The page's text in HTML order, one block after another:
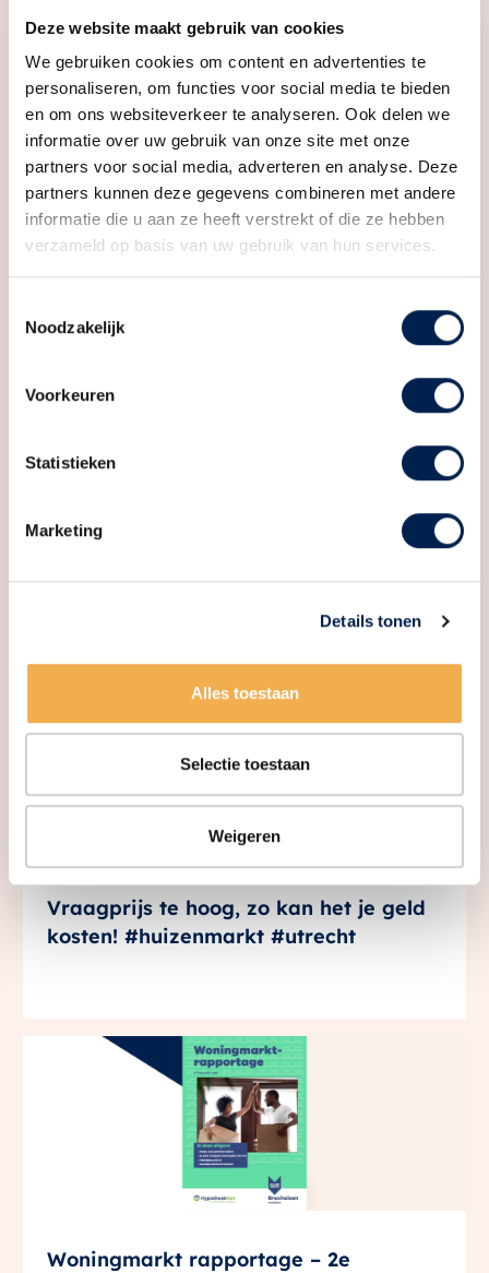
Deze website maakt gebruik van cookies
We gebruiken cookies om content en advertenties te
personaliseren, om functies voor social media te bieden
en om ons websiteverkeer te analyseren. Ook delen we
informatie over uw gebruik van onze site met onze
partners voor social media, adverteren en analyse. Deze
partners kunnen deze gegevens combineren met andere
informatie die u aan ze heeft verstrekt of die ze hebben
verzameld op basis van uw gebruik van hun services.
Noodzakelijk
Voorkeuren
Statistieken
Marketing
Details tonen
Alles toestaan
Selectie toestaan
Weigeren
Nog meer weten?
Bekijk ook onze andere artikelen
Recente artikelen
Makelaar Bestaande Bouw | Leidsche
Rijn, Vleuten & De Meern
Vraagprijs te hoog, zo kan het je geld
kosten! #huizenmarkt #utrecht
Woningmarkt rapportage – 2e